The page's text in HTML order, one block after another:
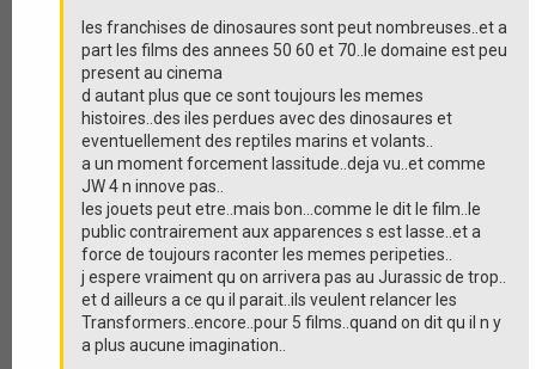
les franchises de dinosaures sont peut nombreuses..et a
part les films des annees 50 60 et 70..le domaine est peu
present au cinema
d autant plus que ce sont toujours les memes
histoires..des iles perdues avec des dinosaures et
eventuellement des reptiles marins et volants..
a un moment forcement lassitude..deja vu..et comme
JW 4 n innove pas..
les jouets peut etre..mais bon...comme le dit le film..le
public contrairement aux apparences s est lasse..et a
force de toujours raconter les memes peripeties..
j espere vraiment qu on arrivera pas au Jurassic de trop..
et d ailleurs a ce qu il parait..ils veulent relancer les
Transformers..encore..pour 5 films..quand on dit qu il n y
a plus aucune imagination..